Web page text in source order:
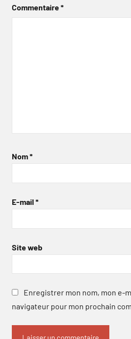
Commentaire*
Nom*
E-mail *
Site web
Enregistrer mon nom, mon e-
navigateur pour mon prochain